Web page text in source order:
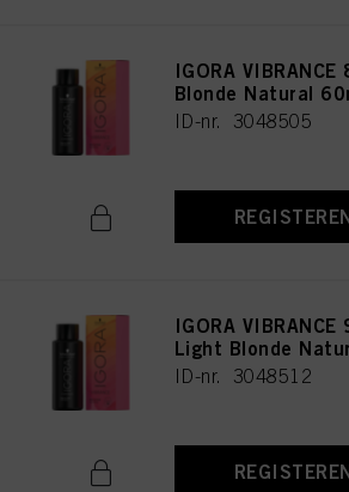
IGORA
Blonde Natural
ID-nr. 3048505
IGORA
Light Blonde
ID-nr. 3048512